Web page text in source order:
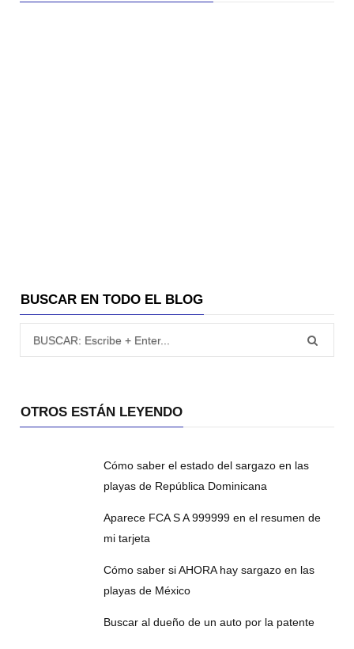
BUSCAR EN TODO EL BLOG
OTROS ESTÁN LEYENDO
Cómo saber el estado del sargazo en las
playas de República Dominicana
Aparece FCA S A 999999 en el resumen de
mi tarjeta
Cómo saber si AHORA hay sargazo en las
playas de México
Buscar al dueño de un auto por la patente